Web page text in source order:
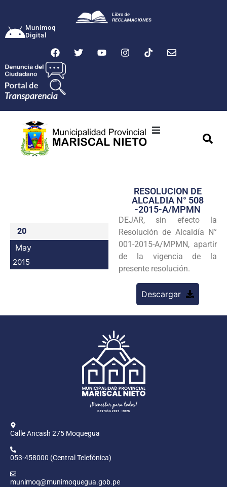
Munimoq
Digital
Transparencia
Seguridad
Programas
Intranet
20
May
2015
RESOLUCION DE
ALCALDIA N° 508
-2015-A/MPMN
DEJAR, sin efecto la
Resolución de Alcaldía N°
001-2015-A/MPMN, apartir
de la vigencia de la
presente resolución.
Descargar
Calle Ancash 275 Moquegua
053-458000 (Central Telefónica)
munimoq@munimoquegua.gob.pe